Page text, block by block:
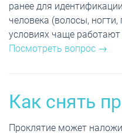
ранее для
человека (волосы,
условиях чаще работают
Посмотреть вопрос →
Как снять
Проклятие может